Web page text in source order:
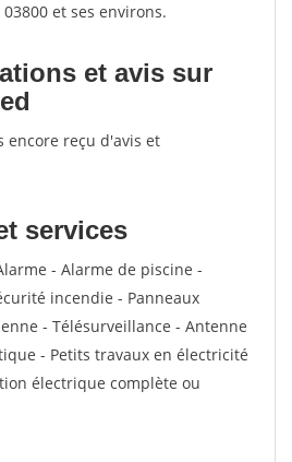
et ses environs.
et avis sur
encore reçu d'avis et
services
- Alarme de piscine -
incendie - Panneaux
- Télésurveillance - Antenne
- Petits travaux en électricité
électrique complète ou